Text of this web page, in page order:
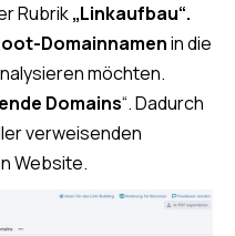
Rubrik„Linkaufbau“.
Domainnamenin die
möchten.
Domains“. Dadurch
verweisenden
Website.